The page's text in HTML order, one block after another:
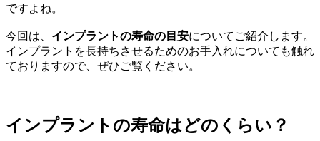
ですよね。
今回は、 インプラントの寿命の目安についてご紹介します。
インプラントを長持ちさせるためのお手入れについても触れ
ておりますので、ぜひご覧ください。
インプラントの寿命はどのくらい？